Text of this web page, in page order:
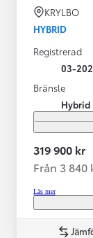
KRYLBO
HYBRID
Registrerad
03-
Bränsle
Hybrid
319 900 kr
Från 3
Läs mer